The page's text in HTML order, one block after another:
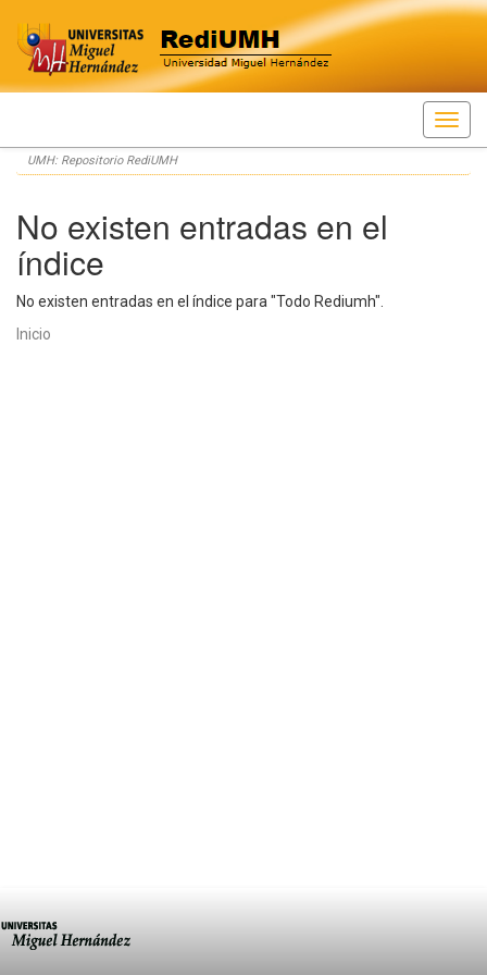
Skip
navigation
UMH: Repositorio RediUMH
No existen entradas en el
índice
No existen entradas en el índice para "Todo Rediumh".
Inicio